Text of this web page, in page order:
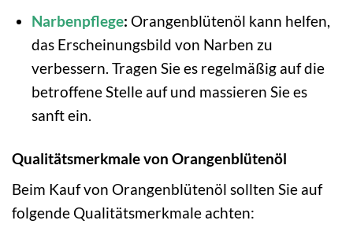
Narbenpflege: Orangenblütenöl kann helfen,
das Erscheinungsbild von Narben zu
verbessern. Tragen Sie es regelmäßig auf die
betroffene Stelle auf und massieren Sie es
sanft ein.
Qualitätsmerkmale von Orangenblütenöl
Beim Kauf von Orangenblütenöl sollten Sie auf
folgende Qualitätsmerkmale achten: